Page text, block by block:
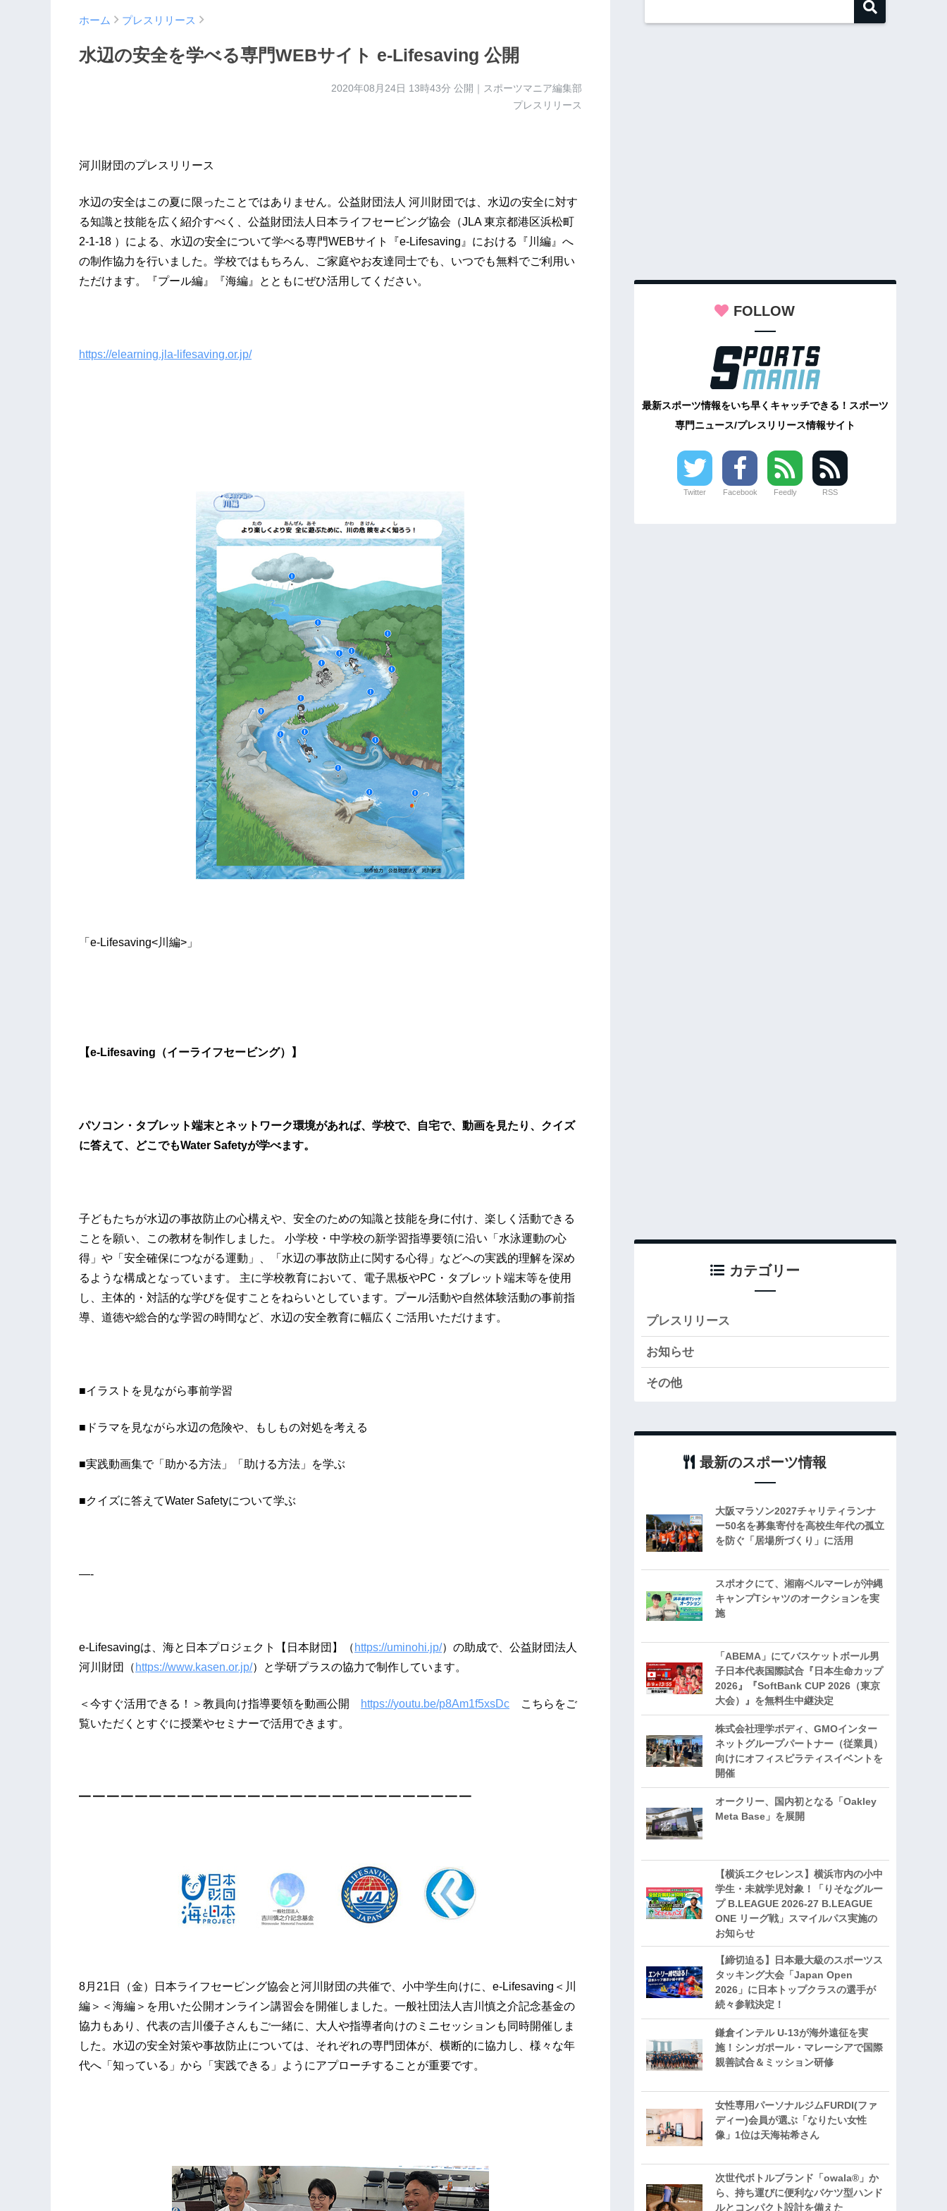
ホーム プレスリリース
水辺の安全を学べる専門WEBサイト e-Lifesaving 公開
2020年08月24日 13時43分 公開｜スポーツマニア編集部
プレスリリース
河川財団のプレスリリース
水辺の安全はこの夏に限ったことではありません。公益財団法人 河川財団では、水辺の安全に対す
る知識と技能を広く紹介すべく、公益財団法人日本ライフセービング協会（JLA 東京都港区浜松町
2-1-18 ）による、水辺の安全について学べる専門WEBサイト『e-Lifesaving』における『川編』へ
の制作協力を行いました。学校ではもちろん、ご家庭やお友達同士でも、いつでも無料でご利用い
ただけます。『プール編』『海編』とともにぜひ活用してください。
https://elearning.jla-lifesaving.or.jp/
「e-Lifesaving<川編>」
【e-Lifesaving（イーライフセービング）】
パソコン・タブレット端末とネットワーク環境があれば、学校で、自宅で、動画を見たり、クイズ
に答えて、どこでもWater Safetyが学べます。
子どもたちが水辺の事故防止の心構えや、安全のための知識と技能を身に付け、楽しく活動できる
ことを願い、この教材を制作しました。 小学校・中学校の新学習指導要領に沿い「水泳運動の心
得」や「安全確保につながる運動」、「水辺の事故防止に関する心得」などへの実践的理解を深め
るような構成となっています。 主に学校教育において、電子黒板やPC・タブレット端末等を使用
し、主体的・対話的な学びを促すことをねらいとしています。プール活動や自然体験活動の事前指
導、道徳や総合的な学習の時間など、水辺の安全教育に幅広くご活用いただけます。
■イラストを見ながら事前学習
■ドラマを見ながら水辺の危険や、もしもの対処を考える
■実践動画集で「助かる方法」「助ける方法」を学ぶ
■クイズに答えてWater Safetyについて学ぶ
—-
e-Lifesavingは、海と日本プロジェクト【日本財団】（ https://uminohi.jp/）の助成で、 公益財団法人
河川財団（ https://www.kasen.or.jp/）と学研プラスの協力で制作しています。
＜今すぐ活用できる！＞教員向け指導要領を動画公開 https://youtu.be/p8Am1f5xsDc こちらをご
覧いただくとすぐに授業やセミナーで活用できます。
━ ━ ━ ━ ━ ━ ━ ━ ━ ━ ━ ━ ━ ━ ━ ━ ━ ━ ━ ━ ━ ━ ━ ━ ━ ━ ━ ━
8月21日（金）日本ライフセービング協会と河川財団の共催で、小中学生向けに、e-Lifesaving＜川
編＞＜海編＞を用いた公開オンライン講習会を開催しました。一般社団法人吉川慎之介記念基金の
協力もあり、代表の吉川優子さんもご一緒に、大人や指導者向けのミニセッションも同時開催しま
した。水辺の安全対策や事故防止については、それぞれの専門団体が、横断的に協力し、様々な年
代へ「知っている」から「実践できる」ようにアプローチすることが重要です。
FOLLOW
最新スポーツ情報をいち早くキャッチできる！スポーツ
専門ニュース/プレスリリース情報サイト
Twitter Facebook Feedly RSS
カテゴリー
プレスリリース
お知らせ
その他
最新のスポーツ情報
大阪マラソン2027チャリティランナ
ー50名を募集寄付を高校生年代の孤立
を防ぐ「居場所づくり」に活用
スポオクにて、湘南ベルマーレが沖縄
キャンプTシャツのオークションを実
施
「ABEMA」にてバスケットボール男
子日本代表国際試合『日本生命カップ
2026』『SoftBank CUP 2026（東京
大会）』を無料生中継決定
株式会社理学ボディ、GMOインター
ネットグループパートナー（従業員）
向けにオフィスピラティスイベントを
開催
オークリー、国内初となる「Oakley
Meta Base」を展開
【横浜エクセレンス】横浜市内の小中
学生・未就学児対象！「りそなグルー
プ B.LEAGUE 2026-27 B.LEAGUE
ONE リーグ戦」スマイルパス実施の
お知らせ
【締切迫る】日本最大級のスポーツス
タッキング大会「Japan Open
2026」に日本トップクラスの選手が
続々参戦決定！
鎌倉インテル U-13が海外遠征を実
施！シンガポール・マレーシアで国際
親善試合＆ミッション研修
女性専用パーソナルジムFURDI(ファ
ディー)会員が選ぶ「なりたい女性
像」1位は天海祐希さん
次世代ボトルブランド「owala®」か
ら、持ち運びに便利なバケツ型ハンド
ルとコンパクト設計を備えた